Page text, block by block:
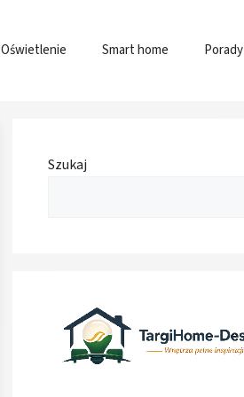
Oświetlenie Smart home Porady
Szukaj